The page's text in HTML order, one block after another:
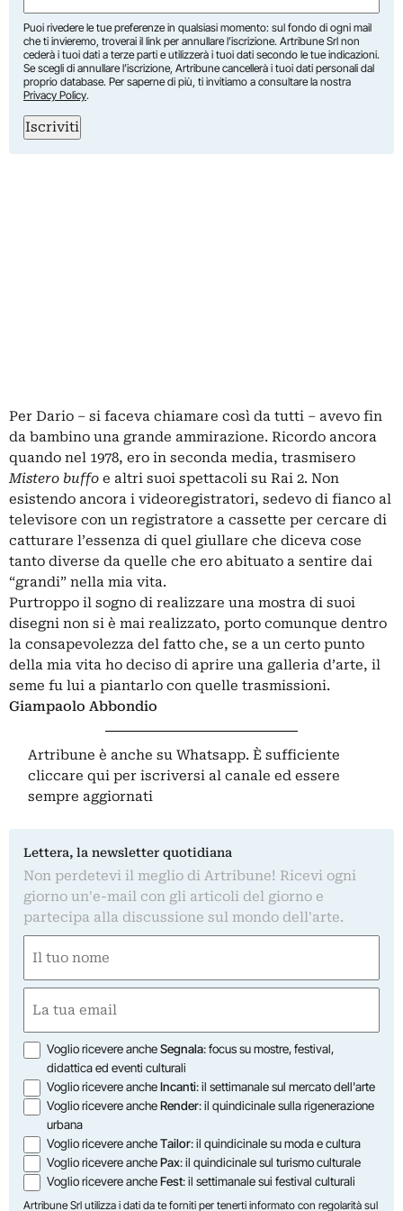
Puoi rivedere le tue preferenze in qualsiasi momento: sul fondo di ogni mail
che ti invieremo, troverai il link per annullare l’iscrizione. Artribune Srl non
cederà i tuoi dati a terze parti e utilizzerà i tuoi dati secondo le tue indicazioni.
Se scegli di annullare l’iscrizione, Artribune cancellerà i tuoi dati personali dal
proprio database. Per saperne di più, ti invitiamo a consultare la nostra
Privacy Policy.
Iscriviti
Per Dario – si faceva chiamare così da tutti – avevo fin
da bambino una grande ammirazione. Ricordo ancora
quando nel 1978, ero in seconda media, trasmisero
Mistero buffo e altri suoi spettacoli su Rai 2. Non
esistendo ancora i videoregistratori, sedevo di fianco al
televisore con un registratore a cassette per cercare di
catturare l’essenza di quel giullare che diceva cose
tanto diverse da quelle che ero abituato a sentire dai
“grandi” nella mia vita.
Purtroppo il sogno di realizzare una mostra di suoi
disegni non si è mai realizzato, porto comunque dentro
la consapevolezza del fatto che, se a un certo punto
della mia vita ho deciso di aprire una galleria d’arte, il
seme fu lui a piantarlo con quelle trasmissioni.
Giampaolo Abbondio
Artribune è anche su Whatsapp. È sufficiente
cliccare qui per iscriversi al canale ed essere
sempre aggiornati
Lettera, la newsletter quotidiana
Non perdetevi il meglio di Artribune! Ricevi ogni
giorno un'e-mail con gli articoli del giorno e
partecipa alla discussione sul mondo dell'arte.
(Required)
First
(Required)
Opzioni
Voglio ricevere ancheSegnala: focus su mostre, festival,
didattica ed eventi culturali
Voglio ricevere ancheIncanti: il settimanale sul mercato dell'arte
Voglio ricevere ancheRender: il quindicinale sulla rigenerazione
urbana
Voglio ricevere ancheTailor: il quindicinale su moda e cultura
Voglio ricevere anchePax: il quindicinale sul turismo culturale
Voglio ricevere ancheFest: il settimanale sui festival culturali
Artribune Srl utilizza i dati da te forniti per tenerti informato con regolarità sul